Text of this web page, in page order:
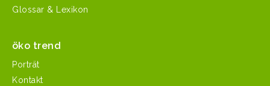
Glossar & Lexikon
öko trend
Porträt
Kontakt